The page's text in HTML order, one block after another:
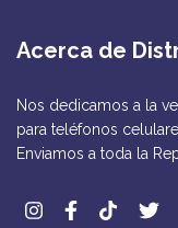
Acerca de
Nos dedicamos a la
para teléfonos
Enviamos a toda la